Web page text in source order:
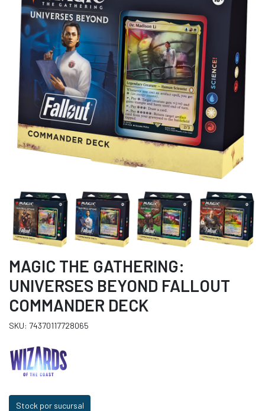
MAGIC THE GATHERING:
UNIVERSES BEYOND FALLOUT
COMMANDER DECK
SKU: 74370117728065
Stock por sucursal